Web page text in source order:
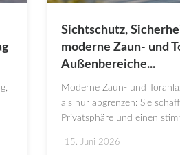
Sichtschutz,
moderne Zaun- und
Außenbereiche...
Moderne Zaun- und
als nur abgrenzen: Sie
Privatsphäre und einen
15. Juni 2026